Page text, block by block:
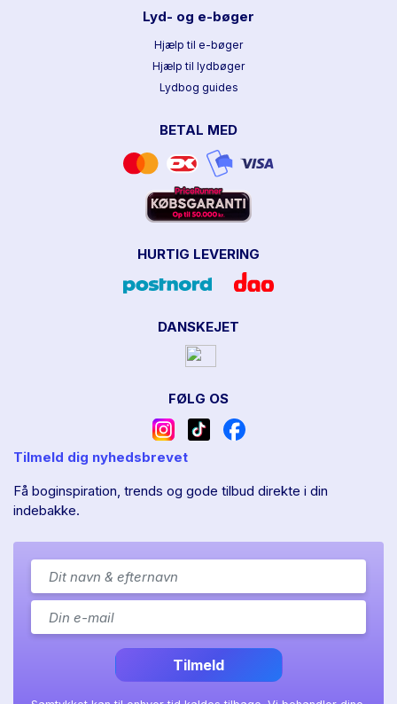
Lyd- og e-bøger
Hjælp til e-bøger
Hjælp til lydbøger
Lydbog guides
BETAL MED
HURTIG LEVERING
DANSKEJET
FØLG OS
Tilmeld dig nyhedsbrevet
Få boginspiration, trends og gode tilbud direkte i din
indebakke.
Tilmeld